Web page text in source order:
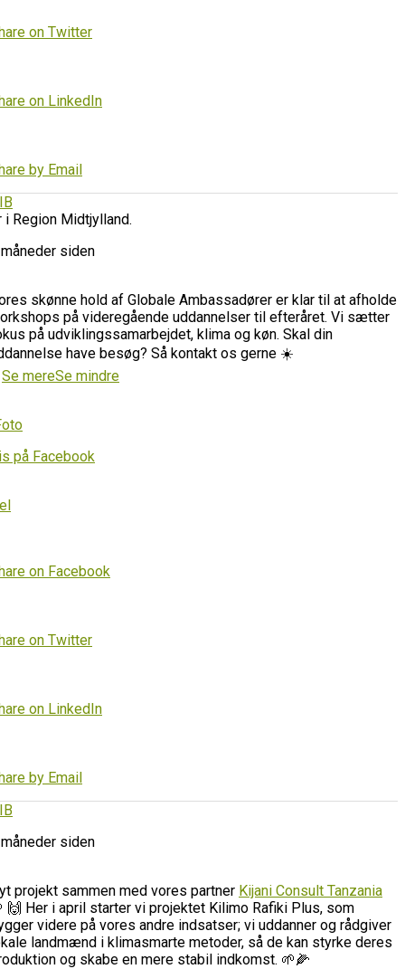
on Twitter
on LinkedIn
by Email
i Region Midtjylland.
siden
skønne hold af Globale Ambassadører er klar til at afholde
på videregående uddannelser til efteråret. Vi sætter
på udviklingssamarbejdet, klima og køn. Skal din
have besøg? Så kontakt os gerne ☀️
Se mereSe mindre
på Facebook
on Facebook
on Twitter
on LinkedIn
by Email
siden
projekt sammen med vores partner Kijani Consult Tanzania
🙌 Her i april starter vi projektet Kilimo Rafiki Plus, som
videre på vores andre indsatser; vi uddanner og rådgiver
landmænd i klimasmarte metoder, så de kan styrke deres
og skabe en mere stabil indkomst. 🌱🌽